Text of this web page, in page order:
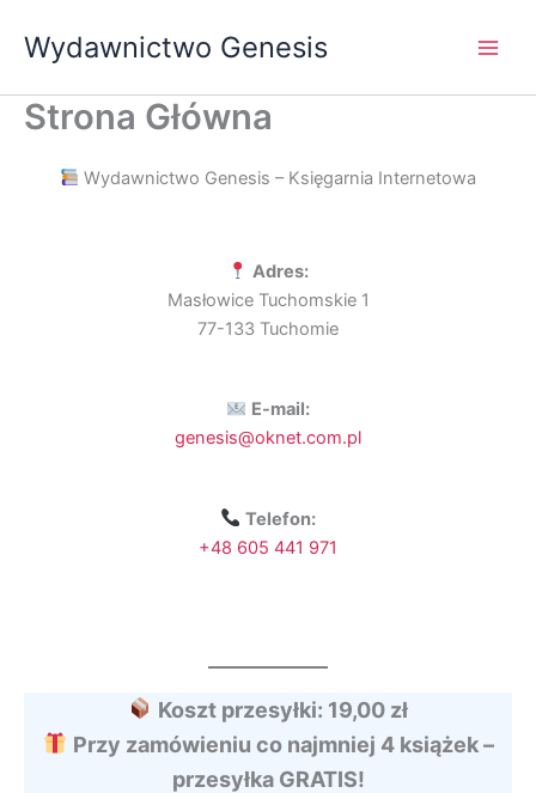
Wydawnictwo Genesis
Strona Główna
Wydawnictwo Genesis – Księgarnia Internetowa
Adres:
Masłowice Tuchomskie 1
77-133 Tuchomie
E-mail:
genesis@oknet.com.pl
Telefon:
+48 605 441 971
Koszt przesyłki: 19,00 zł
Przy zamówieniu co najmniej 4 książek –
przesyłka GRATIS!